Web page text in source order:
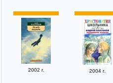
2002 г. 2004 г.